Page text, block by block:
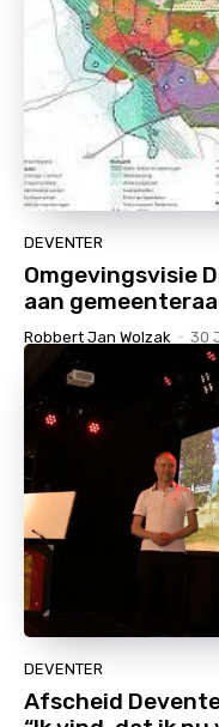
DEVENTER
Omgevingsvisie
aan
Robbert Jan Wolzak - 30
DEVENTER
Afscheid